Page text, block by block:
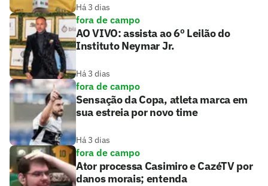
Há 3 dias
fora de campo
AO VIVO: assista ao 6º Leilão do
Instituto Neymar Jr.
Há 3 dias
fora de campo
Sensação da Copa, atleta marca em
sua estreia por novo time
Há 3 dias
fora de campo
Ator processa Casimiro e CazéTV por
danos morais; entenda